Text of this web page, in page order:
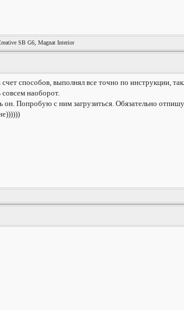
SB G6, Magnat Interior
способов, выполнял все точно по инструкции,
совсем наоборот.
он. Попробую с ним загрузиться. Обязательно